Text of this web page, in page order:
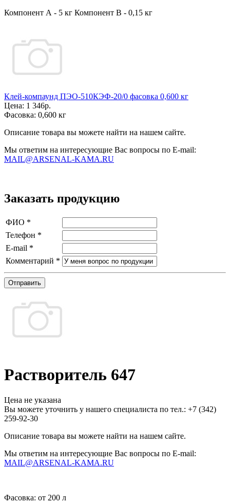
Компонент А - 5 кг Компонент В - 0,15 кг
Клей-компаунд ПЭО-510КЭФ-20/0 фасовка 0,600 кг
Цена: 1 346р.
Фасовка: 0,600 кг
Описание товара вы можете найти на нашем сайте.
Мы ответим на интересующие Вас вопросы по E-mail:
MAIL@ARSENAL-KAMA.RU
Заказать продукцию
ФИО *
Телефон *
E-mail *
Комментарий *
Отправить
Растворитель 647
Цена не указана
Вы можете уточнить у нашего специалиста по тел.: +7 (342)
259-92-30
Описание товара вы можете найти на нашем сайте.
Мы ответим на интересующие Вас вопросы по E-mail:
MAIL@ARSENAL-KAMA.RU
Фасовка: от 200 л